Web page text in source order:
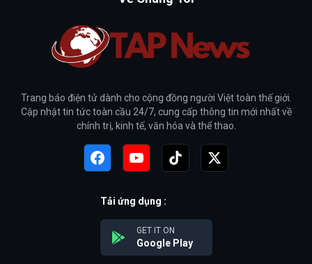
Trang báo điện tử dành cho cộng đồng người Việt toàn thế giới.
Cập nhật tin tức toàn cầu 24/7, cung cấp thông tin mới nhất về
chính trị, kinh tế, văn hóa và thể thao.
Tải ứng dụng :
GET IT ON
Google Play